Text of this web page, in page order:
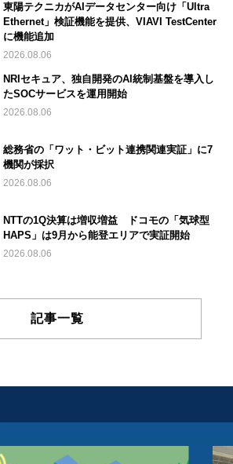
東陽テクニカがAIデータセンター向け「Ultra
Ethernet」検証機能を提供、VIAVI TestCenter
に機能追加
2026.08.06
NRIセキュア、独自開発のAI統制基盤を導入し
たSOCサービスを運用開始
2026.08.06
総務省の「ワット・ビット連携関連実証」に7
機関が採択
2026.08.06
NTTの1Q決算は増収増益 ドコモの「気球型
HAPS」は9月から能登エリアで実証開始
2026.08.06
記事一覧